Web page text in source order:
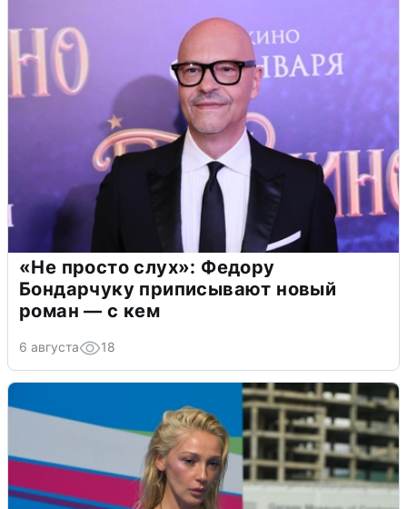
«Не просто слух»: Федору
Бондарчуку приписывают новый
роман — с кем
6 августа 18